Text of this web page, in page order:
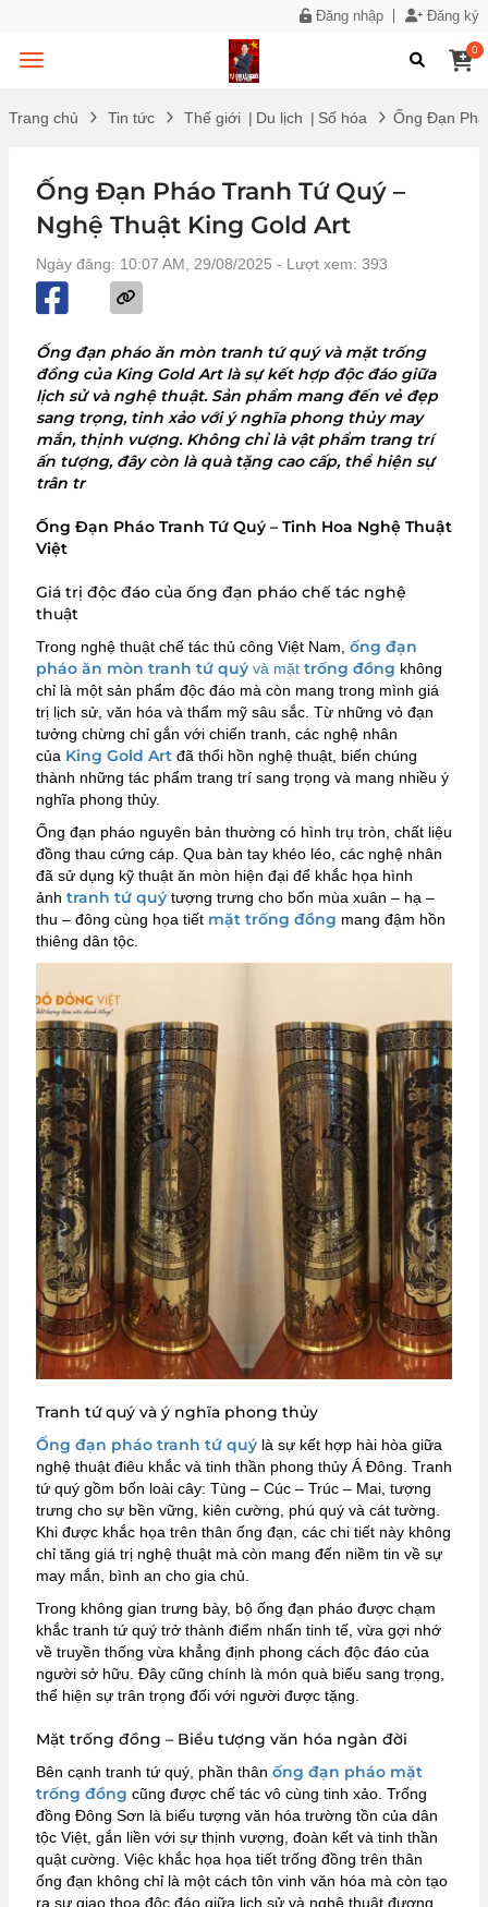
Đăng nhập Đăng ký
0
Trang chủ Tin tức Thế giới | Du lịch | Số hóa Ống Đạn
Ống Đạn Pháo Tranh Tứ Quý –
Nghệ Thuật King Gold Art
Ngày đăng: 10:07 AM, 29/08/2025 - Lượt xem: 393
Ống đạn pháo ăn mòn tranh tứ quý và mặt trống
đồng của King Gold Art là sự kết hợp độc đáo giữa
lịch sử và nghệ thuật. Sản phẩm mang đến vẻ đẹp
sang trọng, tinh xảo với ý nghĩa phong thủy may
mắn, thịnh vượng. Không chỉ là vật phẩm trang trí
ấn tượng, đây còn là quà tặng cao cấp, thể hiện sự
trân tr
Ống Đạn Pháo Tranh Tứ Quý – Tinh Hoa Nghệ Thuật
Việt
Giá trị độc đáo của ống đạn pháo chế tác nghệ
thuật
Trong nghệ thuật chế tác thủ công Việt Nam, ống đạn
pháo ăn mòn tranh tứ quý và mặt trống đồng không
chỉ là một sản phẩm độc đáo mà còn mang trong mình giá
trị lịch sử, văn hóa và thẩm mỹ sâu sắc. Từ những vỏ đạn
tưởng chừng chỉ gắn với chiến tranh, các nghệ nhân
của King Gold Art đã thổi hồn nghệ thuật, biến chúng
thành những tác phẩm trang trí sang trọng và mang nhiều ý
nghĩa phong thủy.
Ống đạn pháo nguyên bản thường có hình trụ tròn, chất liệu
đồng thau cứng cáp. Qua bàn tay khéo léo, các nghệ nhân
đã sử dụng kỹ thuật ăn mòn hiện đại để khắc họa hình
ảnh tranh tứ quý tượng trưng cho bốn mùa xuân – hạ –
thu – đông cùng họa tiết mặt trống đồng mang đậm hồn
thiêng dân tộc.
Tranh tứ quý và ý nghĩa phong thủy
Ống đạn pháo tranh tứ quý là sự kết hợp hài hòa giữa
nghệ thuật điêu khắc và tinh thần phong thủy Á Đông. Tranh
tứ quý gồm bốn loài cây: Tùng – Cúc – Trúc – Mai, tượng
trưng cho sự bền vững, kiên cường, phú quý và cát tường.
Khi được khắc họa trên thân ống đạn, các chi tiết này không
chỉ tăng giá trị nghệ thuật mà còn mang đến niềm tin về sự
may mắn, bình an cho gia chủ.
Trong không gian trưng bày, bộ ống đạn pháo được chạm
khắc tranh tứ quý trở thành điểm nhấn tinh tế, vừa gợi nhớ
về truyền thống vừa khẳng định phong cách độc đáo của
người sở hữu. Đây cũng chính là món quà biếu sang trọng,
thể hiện sự trân trọng đối với người được tặng.
Mặt trống đồng – Biểu tượng văn hóa ngàn đời
Bên cạnh tranh tứ quý, phần thân ống đạn pháo mặt
trống đồng cũng được chế tác vô cùng tinh xảo. Trống
đồng Đông Sơn là biểu tượng văn hóa trường tồn của dân
tộc Việt, gắn liền với sự thịnh vượng, đoàn kết và tinh thần
quật cường. Việc khắc họa họa tiết trống đồng trên thân
ống đạn không chỉ là một cách tôn vinh văn hóa mà còn tạo
ra sự giao thoa độc đáo giữa lịch sử và nghệ thuật đương